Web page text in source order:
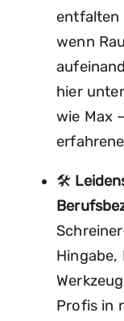
entfalten
wenn
hier
wie Max
🛠️
Hingabe,
Profis in